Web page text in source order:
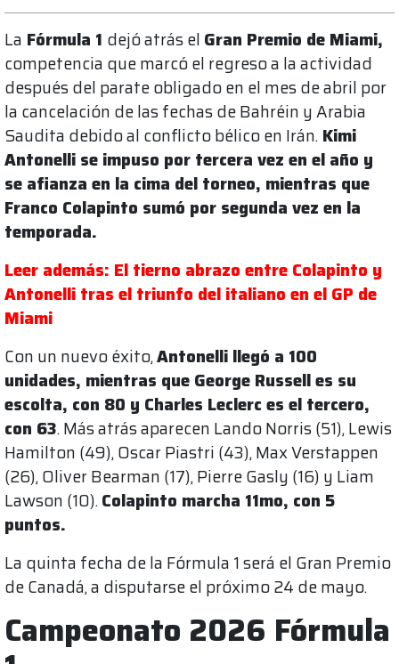
La Fórmula 1 dejó atrás el Gran Premio de Miami,
competencia que marcó el regreso a la actividad
después del parate obligado en el mes de abril por
la cancelación de las fechas de Bahréin y Arabia
Saudita debido al conflicto bélico en Irán. Kimi
Antonelli se impuso por tercera vez en el año y
se afianza en la cima del torneo, mientras que
Franco Colapinto sumó por segunda vez en la
temporada.
Leer además: El tierno abrazo entre Colapinto y
Antonelli tras el triunfo del italiano en el GP de
Miami
Con un nuevo éxito,Antonelli llegó a 100
unidades, mientras que George Russell es su
escolta, con 80 y Charles Leclerc es el tercero,
con 63. Más atrás aparecen Lando Norris (51), Lewis
Hamilton (49), Oscar Piastri (43), Max Verstappen
(26), Oliver Bearman (17), Pierre Gasly (16) y Liam
Lawson (10).Colapinto marcha 11mo, con 5
puntos.
La quinta fecha de la Fórmula 1 será el Gran Premio
de Canadá, a disputarse el próximo 24 de mayo.
Campeonato 2026 Fórmula